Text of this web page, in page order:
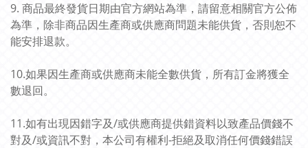
9. 商品最終發貨日期由官方網站為準，請留意相關官方公佈
為準，除非商品因生產商或供應商問題未能供貨，否則恕不
能安排退款。
10.如果因生產商或供應商未能全數供貨，所有訂金將獲全
數退回。
11.如有出現因錯字及/或供應商提供錯資料以致產品價錢不
對及/或資訊不對，本公司有權利-拒絕及取消任何價錢錯誤